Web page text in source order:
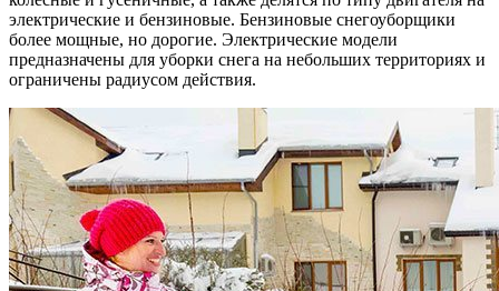
электрические и бензиновые. Бензиновые снегоуборщики
более мощные, но дорогие. Электрические модели
предназначены для уборки снега на небольших территориях и
ограничены радиусом действия.